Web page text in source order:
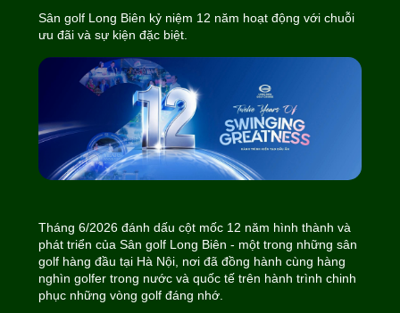
Sân golf Long Biên kỷ niệm 12 năm hoạt động với chuỗi
ưu đãi và sự kiện đặc biệt.
Tháng 6/2026 đánh dấu cột mốc 12 năm hình thành và
phát triển của Sân golf Long Biên - một trong những sân
golf hàng đầu tại Hà Nội, nơi đã đồng hành cùng hàng
nghìn golfer trong nước và quốc tế trên hành trình chinh
phục những vòng golf đáng nhớ.